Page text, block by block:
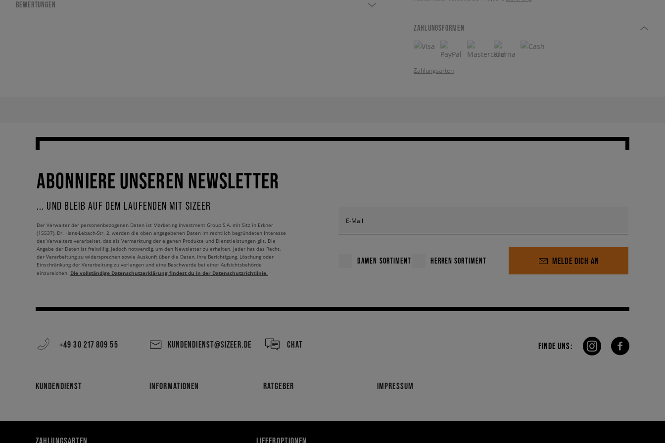
BEWERTUNGEN
ZAHLUNGSFORMEN
Zahlungsarten
ABONNIERE UNSEREN NEWSLETTER
... UND BLEIB AUF DEM LAUFENDEN MIT SIZEER
E-Mail
DAMEN SORTIMENT HERREN SORTIMENT MELDE DICH AN
Der Verwalter der personenbezogenen Daten ist Marketing Investment Group S.A. mit Sitz in Erkner
(15537), Dr. Hans-Lebach-Str. 2, werden die oben angegebenen Daten im rechtlich begründeten Interesse
des Verwalters verarbeitet, das als Vermarktung der eigenen Produkte und Dienstleistungen gilt. Die
Angabe der Daten ist freiwillig, jedoch notwendig, um den Newsletter zu erhalten. Jeder hat das Recht,
der Verarbeitung zu widersprechen sowie Auskunft über die Daten, ihre Berichtigung, Löschung oder
Einschränkung der Verarbeitung zu verlangen und eine Beschwerde bei einer Aufsichtsbehörde
einzureichen. Die vollständige Datenschutzerklärung findest du in der Datenschutzrichtlinie.
+49 30 217 809 55 KUNDENDIENST@SIZEER.DE CHAT
KUNDENDIENST INFORMATIONEN RATGEBER IMPRESSUM
FINDE UNS:
ZAHLUNGSARTEN LIEFEROPTIONEN